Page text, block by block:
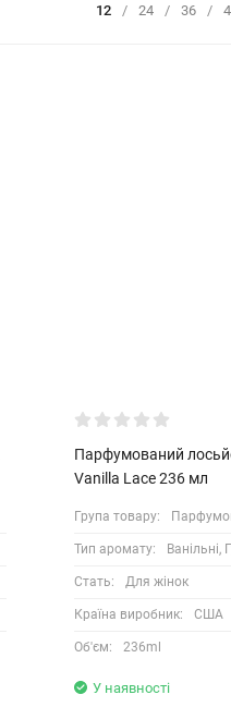
12 / 24 / 36 /
Парфумований
Vanilla Lace 236 мл
Група товару:
Тип аромату: Ванільні,
Стать: Для жінок
Країна виробник: США
Об'єм: 236ml
У наявності